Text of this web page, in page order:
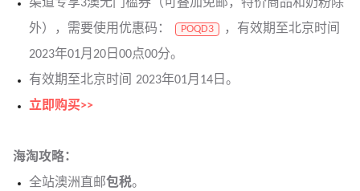
渠道专享3澳无门槛券（可叠加免邮，特价商品和奶粉除
外），需要使用优惠码：
POQD3
，有效期至北京时间
2023年01月20日00点00分。
有效期至北京时间 2023年01月14日。
立即购买>>
海淘攻略：
全站澳洲直邮包税。